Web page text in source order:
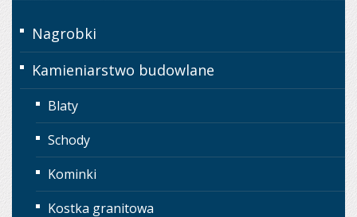
Nagrobki
Kamieniarstwo budowlane
Blaty
Schody
Kominki
Kostka granitowa